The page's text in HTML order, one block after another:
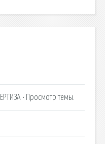
• Просмотр темы.